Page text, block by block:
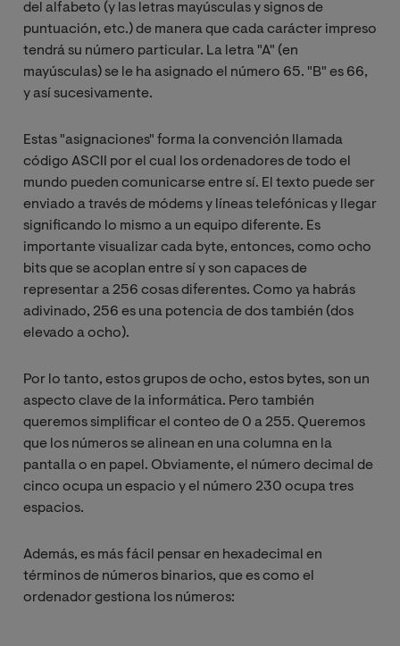
del alfabeto (y las letras mayúsculas y signos de
puntuación, etc.) de manera que cada carácter impreso
tendrá su número particular. La letra "A" (en
mayúsculas) se le ha asignado el número 65. "B" es 66,
y así sucesivamente.
Estas "asignaciones" forma la convención llamada
código ASCII por el cual los ordenadores de todo el
mundo pueden comunicarse entre sí. El texto puede ser
enviado a través de módems y líneas telefónicas y llegar
significando lo mismo a un equipo diferente. Es
importante visualizar cada byte, entonces, como ocho
bits que se acoplan entre sí y son capaces de
representar a 256 cosas diferentes. Como ya habrás
adivinado, 256 es una potencia de dos también (dos
elevado a ocho).
Por lo tanto, estos grupos de ocho, estos bytes, son un
aspecto clave de la informática. Pero también
queremos simplificar el conteo de 0 a 255. Queremos
que los números se alinean en una columna en la
pantalla o en papel. Obviamente, el número decimal de
cinco ocupa un espacio y el número 230 ocupa tres
espacios.
Además, es más fácil pensar en hexadecimal en
términos de números binarios, que es como el
ordenador gestiona los números: